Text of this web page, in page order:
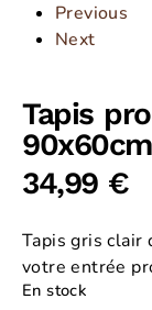
Previous
Next
Tapis
90x60cm
34,99 €
Tapis gris clair
votre entrée
En stock